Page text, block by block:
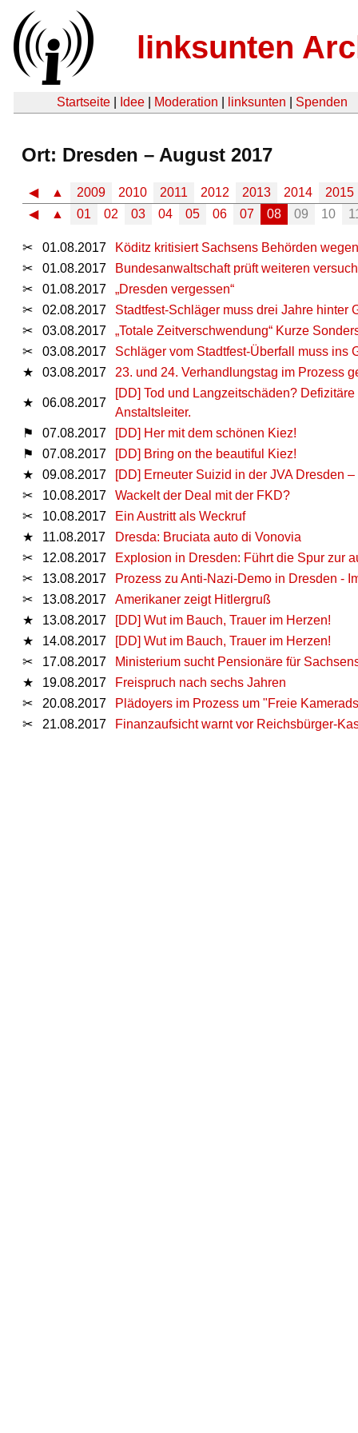
linksunten
Startseite Idee Moderation linksunten Spenden
Ort: Dresden – August 2017
◀ ▲ 2009 2010 2011 2012 2013 2014
2015
◀
▲ 01 02 03 04 05 06 07 08 09 10
✂ 01.08.2017
Köditz kritisiert Sachsens Behörden
✂
01.08.2017
Bundesanwaltschaft prüft weiteren
✂
01.08.2017
„Dresden vergessen“
✂
02.08.2017
Stadtfest-Schläger muss drei Jahre hinter
✂
03.08.2017
„Totale Zeitverschwendung“ Kurze
✂
03.08.2017
Schläger vom Stadtfest-Überfall muss ins
★
03.08.2017 23. und 24. Verhandlungstag im Prozess
★ 06.08.2017
[DD] Tod und Langzeitschäden?
Anstaltsleiter.
⚑
07.08.2017
[DD] Her mit dem schönen Kiez!
⚑
07.08.2017
[DD] Bring on the beautiful Kiez!
★
09.08.2017
[DD] Erneuter Suizid in der JVA Dresden
✂
10.08.2017
Wackelt der Deal mit der FKD?
✂
10.08.2017
Ein Austritt als Weckruf
★
11.08.2017
Dresda: Bruciata auto di Vonovia
✂
12.08.2017
Explosion in Dresden: Führt die Spur zur
✂
13.08.2017
Prozess zu Anti-Nazi-Demo in Dresden -
✂
13.08.2017
Amerikaner zeigt Hitlergruß
★
13.08.2017
[DD] Wut im Bauch, Trauer im Herzen!
★
14.08.2017
[DD] Wut im Bauch, Trauer im Herzen!
✂
17.08.2017
Ministerium sucht Pensionäre für
★
19.08.2017
Freispruch nach sechs Jahren
✂
20.08.2017
Plädoyers im Prozess um "Freie
✂
21.08.2017 Finanzaufsicht warnt vor Reichsbürger-